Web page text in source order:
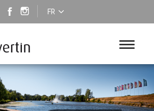
FR